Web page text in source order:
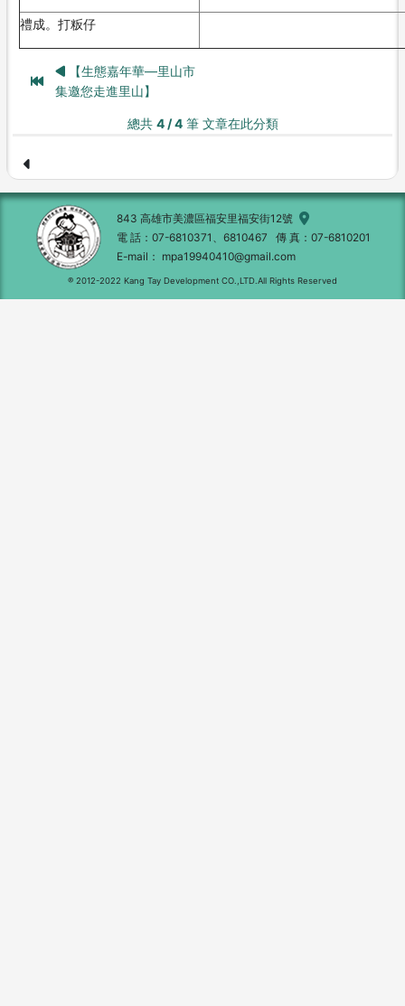
禮成。打粄仔
【生態嘉年華—里山市
集邀您走進里山】
總共 4 / 4筆 文章在此分類
843 高雄市美濃區福安里福安街12號
電 話
07-6810371、6810467 傳 真
07-6810201
E-mail
mpa19940410@gmail.com
® 2012-2022 Kang Tay Development CO.,LTD.All Rights Reserved